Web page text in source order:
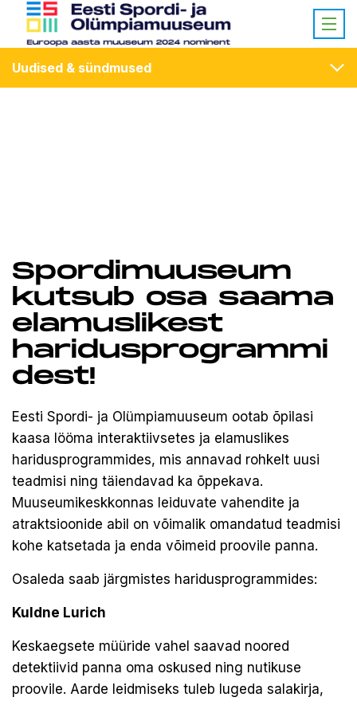
Uudised & sündmused
Spordimuuseum
kutsub osa saama
elamuslikest
haridusprogrammi
dest!
Eesti Spordi- ja Olümpiamuuseum ootab õpilasi
kaasa lööma interaktiivsetes ja elamuslikes
haridusprogrammides, mis annavad rohkelt uusi
teadmisi ning täiendavad ka õppekava.
Muuseumikeskkonnas leiduvate vahendite ja
atraktsioonide abil on võimalik omandatud teadmisi
kohe katsetada ja enda võimeid proovile panna.
Osaleda saab järgmistes haridusprogrammides:
Kuldne Lurich
Keskaegsete müüride vahel saavad noored
detektiivid panna oma oskused ning nutikuse
proovile. Aarde leidmiseks tuleb lugeda salakirja,